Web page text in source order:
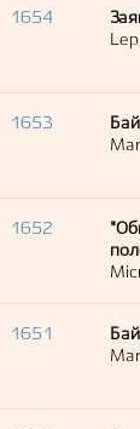
1654
1653
1652
1651